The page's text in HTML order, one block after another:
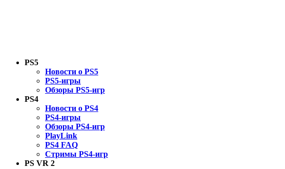
PS5
Новости о PS5
PS5-игры
Обзоры PS5-игр
PS4
Новости о PS4
PS4-игры
Обзоры PS4-игр
PlayLink
PS4 FAQ
Стримы PS4-игр
PS VR 2